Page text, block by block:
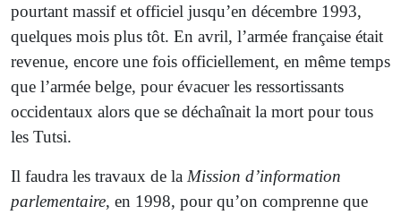
pourtant massif et officiel jusqu’en décembre 1993,
quelques mois plus tôt. En avril, l’armée française était
revenue, encore une fois officiellement, en même temps
que l’armée belge, pour évacuer les ressortissants
occidentaux alors que se déchaînait la mort pour tous
les Tutsi.
Il faudra les travaux de la Mission d’information
parlementaire, en 1998, pour qu’on comprenne que